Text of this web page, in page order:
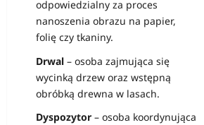
odpowiedzialny za proces
nanoszenia obrazu na papier,
folię czy tkaniny.
Drwal – osoba zajmująca się
wycinką drzew oraz wstępną
obróbką drewna w lasach.
Dyspozytor – osoba koordynująca